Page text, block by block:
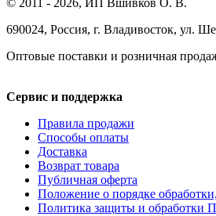
© 2011 - 2026, ИП Вшивков О. В.
690024, Россия, г. Владивосток, ул.
Оптовые поставки и розничная
Сервис и поддержка
Правила продажи
Способы оплаты
Доставка
Возврат товара
Публичная оферта
Положение о порядке
Политика защиты и обработки